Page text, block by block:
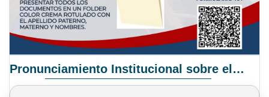
Pronunciamiento Institucional sobre el Proyecto de Ley N° 068/2025-2026 C.S.